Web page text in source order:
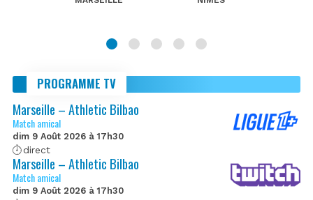
PROGRAMME TV
Marseille – Athletic Bilbao
Match amical
dim 9 Août 2026 à 17h30
direct
Marseille – Athletic Bilbao
Match amical
dim 9 Août 2026 à 17h30